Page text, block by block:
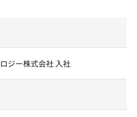
ジー株式会社 入社